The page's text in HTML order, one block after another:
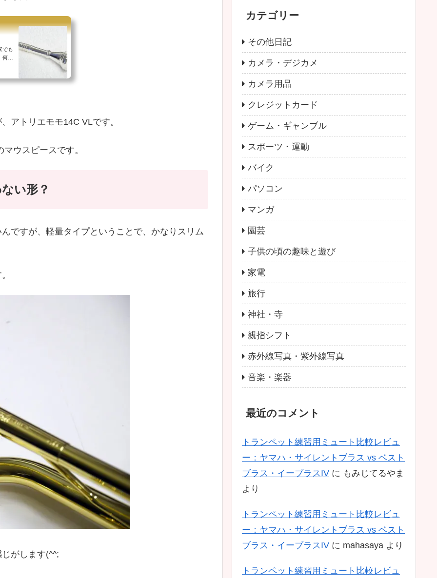
でも
の
ない
アトリエモモ14C VLです。
ウスピースです。
い形？
ですが、軽量タイプということで、かなりスリム
がします(^^;
カテゴリー
その他日記
カメラ・デジカメ
カメラ用品
クレジットカード
ゲーム・ギャンブル
スポーツ・運動
バイク
パソコン
マンガ
園芸
子供の頃の趣味と遊び
家電
旅行
神社・寺
親指シフト
赤外線写真・紫外線写真
音楽・楽器
最近のコメント
トランペット練習用ミュート比較レビュ
ー：ヤマハ・サイレントブラス vs ベスト
ブラス・イーブラスIV に もみじてるやま
より
トランペット練習用ミュート比較レビュ
ー：ヤマハ・サイレントブラス vs ベスト
ブラス・イーブラスIV に mahasaya より
トランペット練習用ミュート比較レビュ